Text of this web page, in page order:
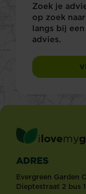
Zoek je
op zoek
langs bij
advies.
ilovemy
ADRES
Evergreen Garden
Dieptestraat 2 bus